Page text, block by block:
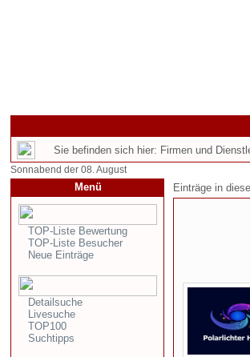
Sie befinden sich hier: Firmen und
Sonnabend der 08. August
Menü
TOP-Liste Bewertung
TOP-Liste Besucher
Neue Einträge
Detailsuche
Livesuche
TOP100
Suchtipps
Einträge in